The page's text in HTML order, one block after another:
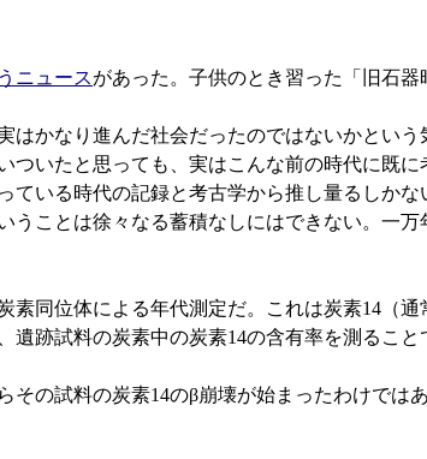
ニュースがあった。子供のとき習った「旧石
はかなり進んだ社会だったのではないかとい
いたと思っても、実はこんな前の時代に既
ている時代の記録と考古学から推し量るしか
うことは徐々なる蓄積なしにはできない。一
素同位体による年代測定だ。これは炭素14（
遺跡試料の炭素中の炭素14の含有率を測るこ
の試料の炭素14のβ崩壊が始まったわけで